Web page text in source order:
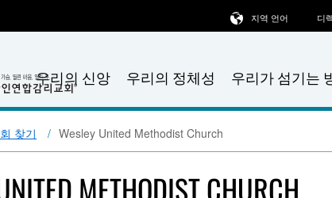
우리의 신앙 우리의 정체성 우리가 섬기는
지역 언어 디
찾기 Wesley United Methodist Church
METHODIST CHURCH